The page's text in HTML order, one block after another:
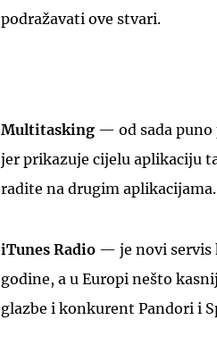
podražavati ove stvari.
Multitasking — od sada puno
jer prikazuje cijelu aplikaciju
radite na drugim aplikacijama.
iTunes Radio — je novi servis
godine, a u Europi nešto
glazbe i konkurent Pandori i